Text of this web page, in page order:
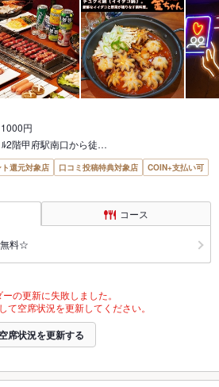
円
2階甲府駅南口から徒…
ト還元対象店 口コミ投稿特典対象店
COIN+支払い可
コース
無料☆
の更新に失敗しました。
て空席状況を更新してください。
空席状況を更新する